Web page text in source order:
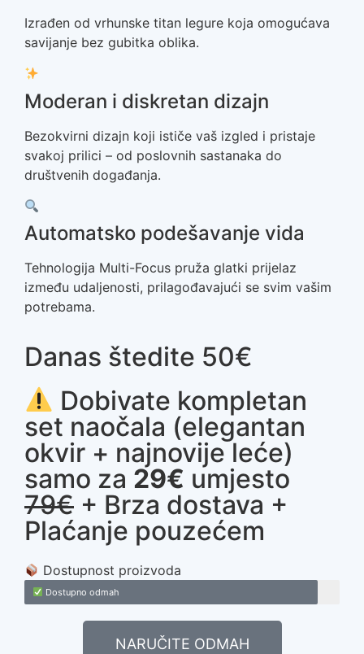
Izrađen od vrhunske titan legure koja omogućava
savijanje bez gubitka oblika.
Moderan i diskretan dizajn
Bezokvirni dizajn koji ističe vaš izgled i pristaje
svakoj prilici – od poslovnih sastanaka do
društvenih događanja.
Automatsko podešavanje vida
Tehnologija Multi-Focus pruža glatki prijelaz
između udaljenosti, prilagođavajući se svim vašim
potrebama.
Danas štedite 50€
Dobivate kompletan
set naočala (elegantan
okvir + najnovije leće)
samo za 29€ umjesto
79€ + Brza dostava +
Plaćanje pouzećem
Dostupnost proizvoda
Dostupno odmah
NARUČITE ODMAH